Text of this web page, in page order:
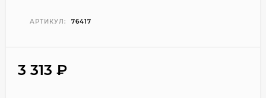
АРТИКУЛ: 76417
3 313 ₽